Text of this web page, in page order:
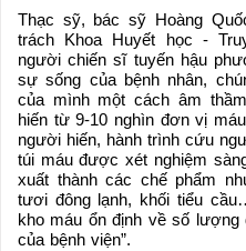
Thạc sỹ, bác sỹ Hoàng
trách Khoa Huyết học -
người chiến sĩ tuyến hậu
sự sống của bệnh nhân,
của mình một cách âm
hiến từ 9-10 nghìn đơn vị
người hiến, hành trình cứu
túi máu được xét nghiệm
xuất thành các chế phẩm
tươi đông lạnh, khối tiểu
kho máu ổn định về số
của bệnh viện”.